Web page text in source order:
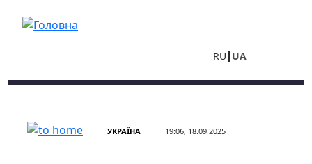
RU UA
УКРАЇНА 19:06, 18.09.2025